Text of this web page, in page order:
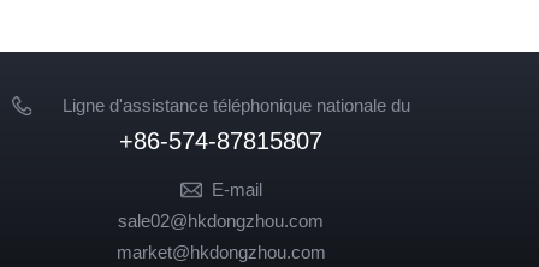
Ligne d'assistance téléphonique nationale du
service client
+86-574-87815807
E-mail
sale02@hkdongzhou.com
market@hkdongzhou.com